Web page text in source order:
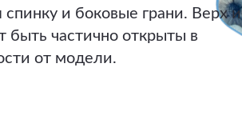
и боковые грани. Верх и
быть частично открыты в
от модели.